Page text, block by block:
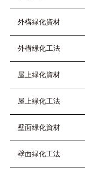
外構緑化資材
外構緑化工法
屋上緑化資材
屋上緑化工法
壁面緑化資材
壁面緑化工法